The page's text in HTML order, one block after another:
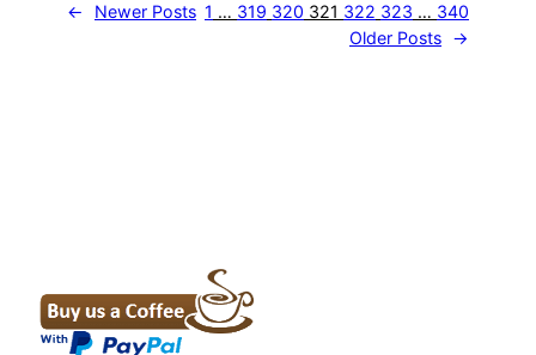
← Newer Posts 1 … 319 320 321 322 323 … 340
Older Posts →